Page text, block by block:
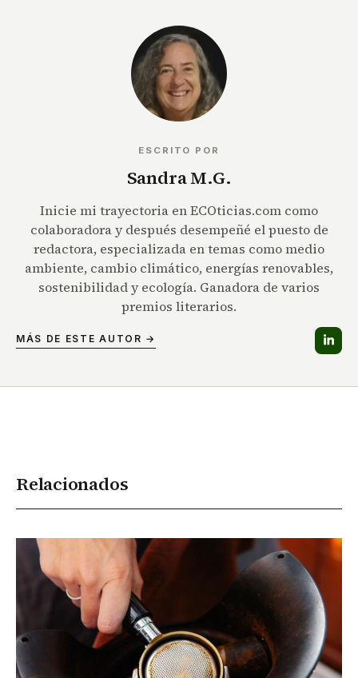
ESCRITO POR
Sandra M.G.
Inicie mi trayectoria en ECOticias.com como
colaboradora y después desempeñé el puesto de
redactora, especializada en temas como medio
ambiente, cambio climático, energías renovables,
sostenibilidad y ecología. Ganadora de varios
premios literarios.
MÁS DE ESTE AUTOR →
Relacionados